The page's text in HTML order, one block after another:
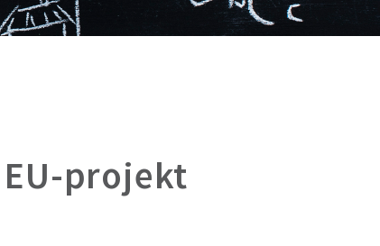
projekt